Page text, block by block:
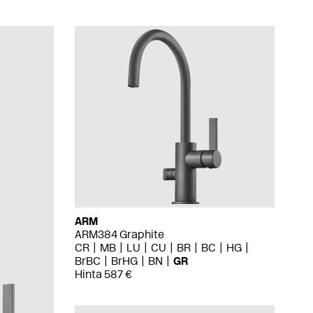
ARM
ARM384 Graphite
CR
MB LU CU BR BC
HG
BrBC
BrHG BN
GR
Hinta 587 €